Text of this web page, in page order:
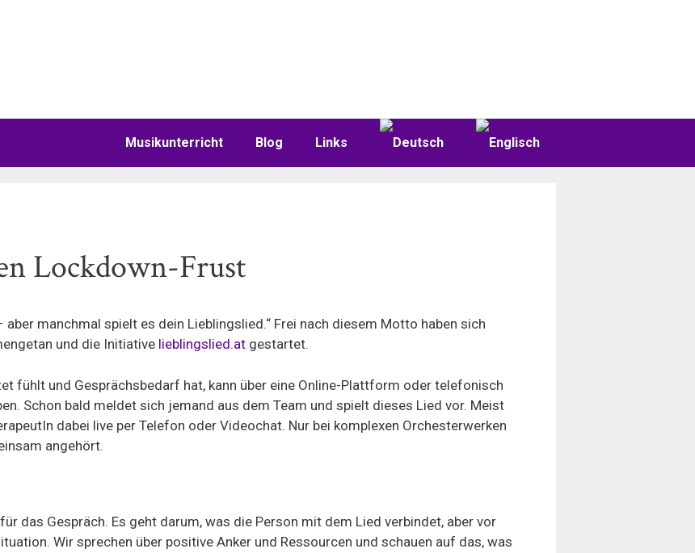
Musikunterricht Blog Links
Lockdown-Frust
aber manchmal spielt es dein Lieblingslied.“ Frei nach diesem Motto haben sich
und die Initiative lieblingslied.at gestartet.
fühlt und Gesprächsbedarf hat, kann über eine Online-Plattform oder telefonisch
Schon bald meldet sich jemand aus dem Team und spielt dieses Lied vor. Meist
dabei live per Telefon oder Videochat. Nur bei komplexen Orchesterwerken
angehört.
das Gespräch. Es geht darum, was die Person mit dem Lied verbindet, aber vor
Wir sprechen über positive Anker und Ressourcen und schauen auf das, was